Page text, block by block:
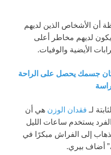
أن الأشخاص الذين لديهم
يكون لديهم مخاطر أعلى
الأيضية والوفيات.
جسمك يحصل على الراحة
لـ فقدان الوزن هي أن
يستخدم ساعات الليل
إلى الفراش مبكرًا في
أضاف بيري.